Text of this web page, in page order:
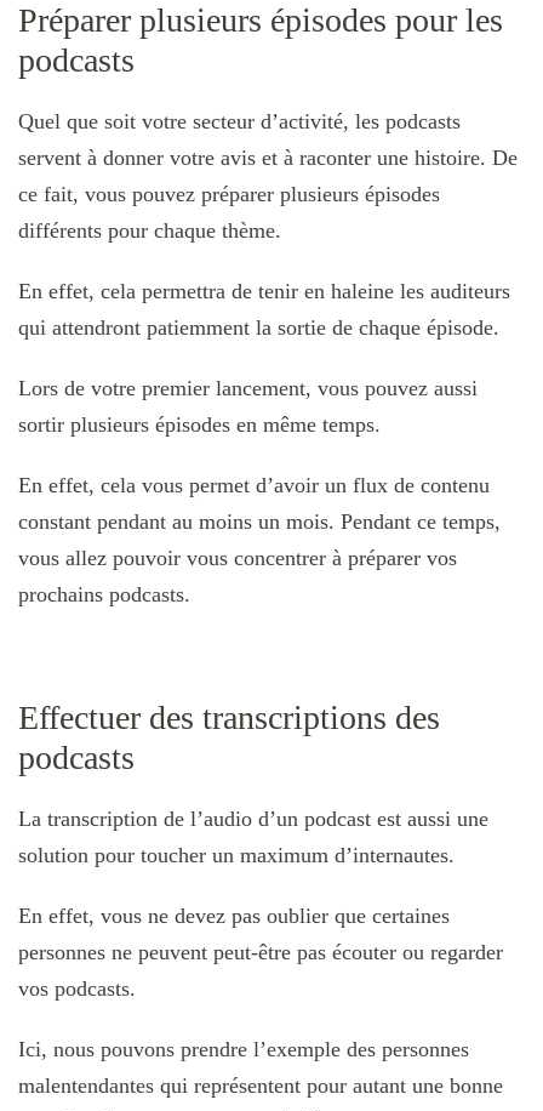
Préparer plusieurs épisodes pour les
podcasts
Quel que soit votre secteur d’activité, les podcasts
servent à donner votre avis et à raconter une histoire. De
ce fait, vous pouvez préparer plusieurs épisodes
différents pour chaque thème.
En effet, cela permettra de tenir en haleine les auditeurs
qui attendront patiemment la sortie de chaque épisode.
Lors de votre premier lancement, vous pouvez aussi
sortir plusieurs épisodes en même temps.
En effet, cela vous permet d’avoir un flux de contenu
constant pendant au moins un mois. Pendant ce temps,
vous allez pouvoir vous concentrer à préparer vos
prochains podcasts.
Effectuer des transcriptions des
podcasts
La transcription de l’audio d’un podcast est aussi une
solution pour toucher un maximum d’internautes.
En effet, vous ne devez pas oublier que certaines
personnes ne peuvent peut-être pas écouter ou regarder
vos podcasts.
Ici, nous pouvons prendre l’exemple des personnes
malentendantes qui représentent pour autant une bonne